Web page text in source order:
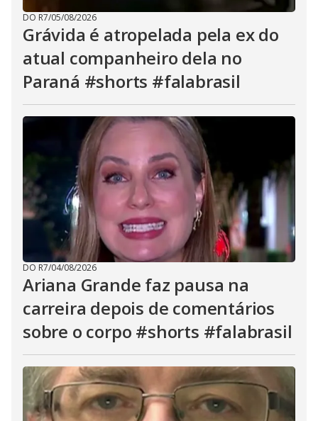
DO R7/05/08/2026
Grávida é atropelada pela ex do
atual companheiro dela no
Paraná #shorts #falabrasil
DO R7/04/08/2026
Ariana Grande faz pausa na
carreira depois de comentários
sobre o corpo #shorts #falabrasil